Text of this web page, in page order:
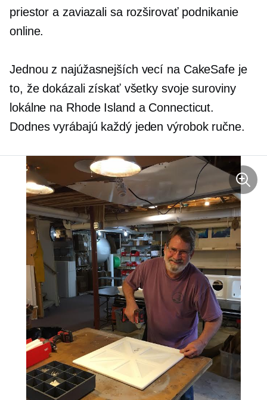
priestor a zaviazali sa rozširovať podnikanie
online.
Jednou z najúžasnejších vecí na CakeSafe je
to, že dokázali získať všetky svoje suroviny
lokálne na Rhode Island a Connecticut.
Dodnes vyrábajú každý jeden výrobok ručne.